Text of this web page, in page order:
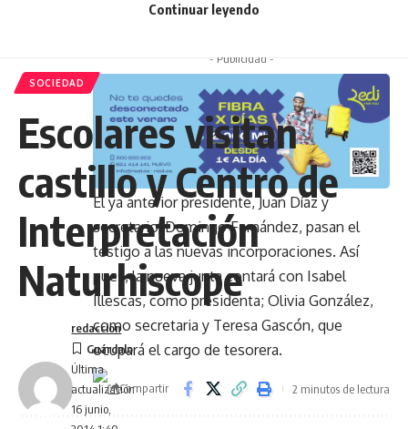
un emocionante homenaje en la sede de su
- Publicidad -
El ya anterior presidente, Juan Díaz y
secretario, Domingo Fernández, pasan el
testigo a las nuevas incorporaciones. Así
pues, la nueva junta contará con Isabel
Illescas, como presidenta; Olivia González,
como secretaria y Teresa Gascón, que
ocupará el cargo de tesorera.
Continuar leyendo
SOCIEDAD
Escolares visitan
castillo y Centro de
Interpretación
Naturhiscope
Última
actualización
16 junio,
redaccion
Compartir 2 minutos de lectura